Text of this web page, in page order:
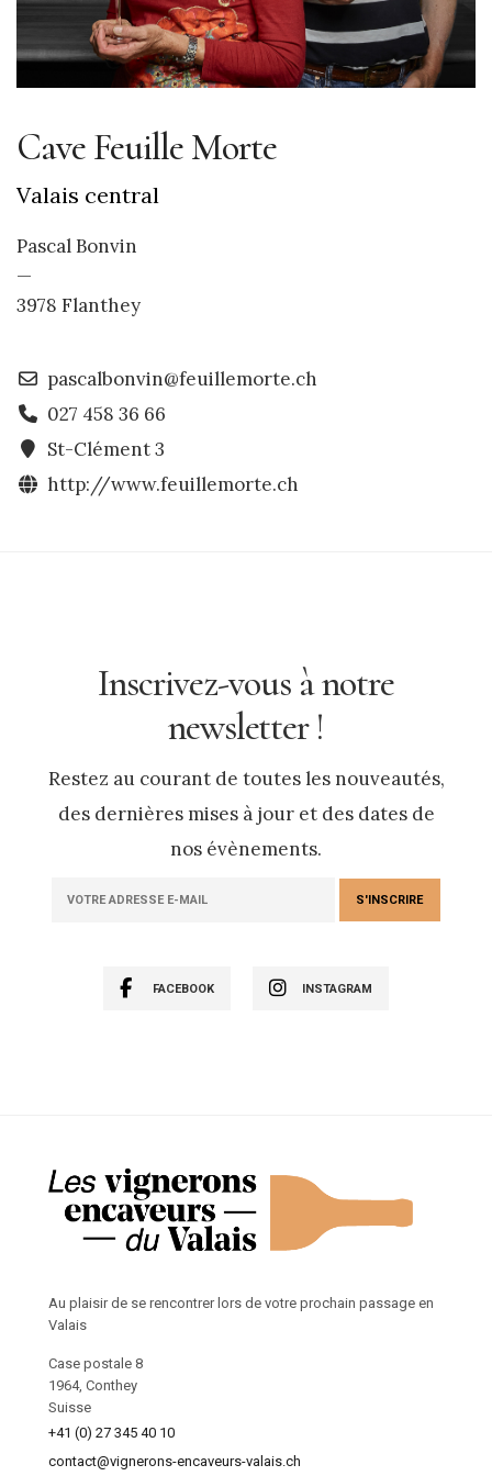
Cave Feuille Morte
Valais central
Pascal Bonvin
—
3978 Flanthey
pascalbonvin@feuillemorte.ch
027 458 36 66
St-Clément 3
http://www.feuillemorte.ch
Inscrivez-vous à notre
newsletter !
Restez au courant de toutes les nouveautés,
des dernières mises à jour et des dates de
nos évènements.
FACEBOOK INSTAGRAM
Au plaisir de se rencontrer lors de votre prochain passage en
Valais
Case postale 8
1964, Conthey
Suisse
+41 (0) 27 345 40 10
contact@vignerons-encaveurs-valais.ch